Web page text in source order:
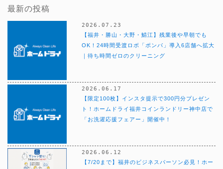
最新の投稿
2026.07.23
【福井・勝山・大野・鯖江】残業後や早朝でも
OK！24時間受渡ロボ「ポンパ」導入6店舗へ拡大
｜待ち時間ゼロのクリーニング
2026.06.17
【限定100枚】インスタ提示で300円分プレゼン
ト！ホームドライ福井コインランドリー神中店で
「お洗濯応援フェアー」開催中！
2026.06.12
【7/20まで】福井のビジネスパーソン必見！ホー